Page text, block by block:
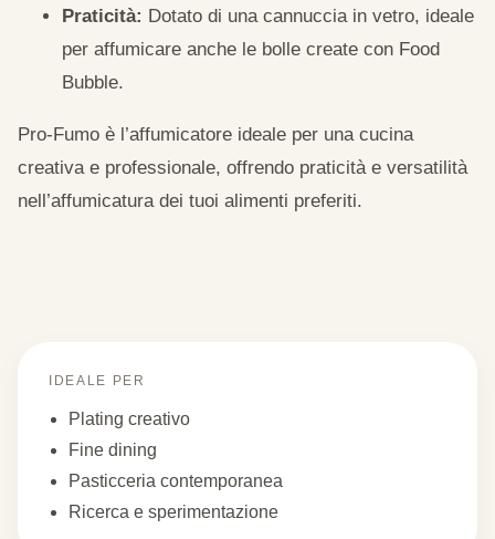
Praticità: Dotato di una cannuccia in vetro, ideale
per affumicare anche le bolle create con Food
Bubble.
Pro-Fumo è l’affumicatore ideale per una cucina
creativa e professionale, offrendo praticità e versatilità
nell’affumicatura dei tuoi alimenti preferiti.
IDEALE PER
Plating creativo
Fine dining
Pasticceria contemporanea
Ricerca e sperimentazione